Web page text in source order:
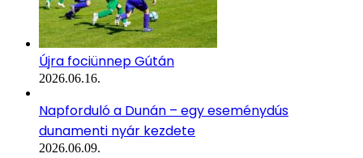
Újra fociünnep Gútán
2026.06.16.
Napforduló a Dunán – egy eseménydús
dunamenti nyár kezdete
2026.06.09.